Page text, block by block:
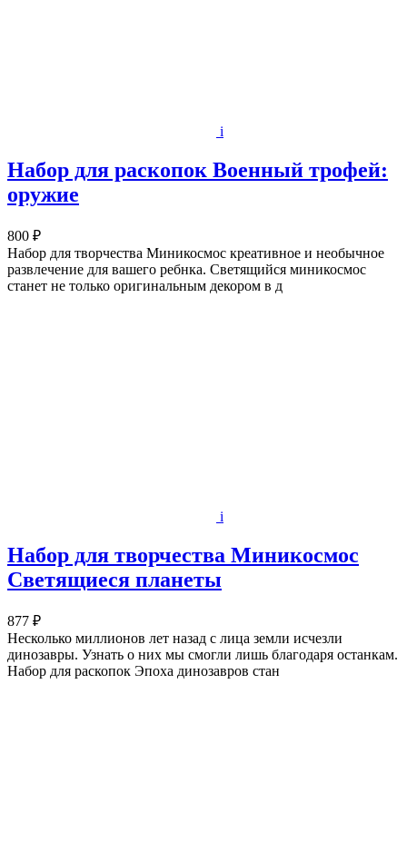
i
Набор для раскопок Военный трофей:
оружие
800 ₽
Набор для творчества Миникосмос креативное и необычное
развлечение для вашего ребнка. Светящийся миникосмос
станет не только оригинальным декором в д
i
Набор для творчества Миникосмос
Светящиеся планеты
877 ₽
Несколько миллионов лет назад с лица земли исчезли
динозавры. Узнать о них мы смогли лишь благодаря останкам.
Набор для раскопок Эпоха динозавров стан